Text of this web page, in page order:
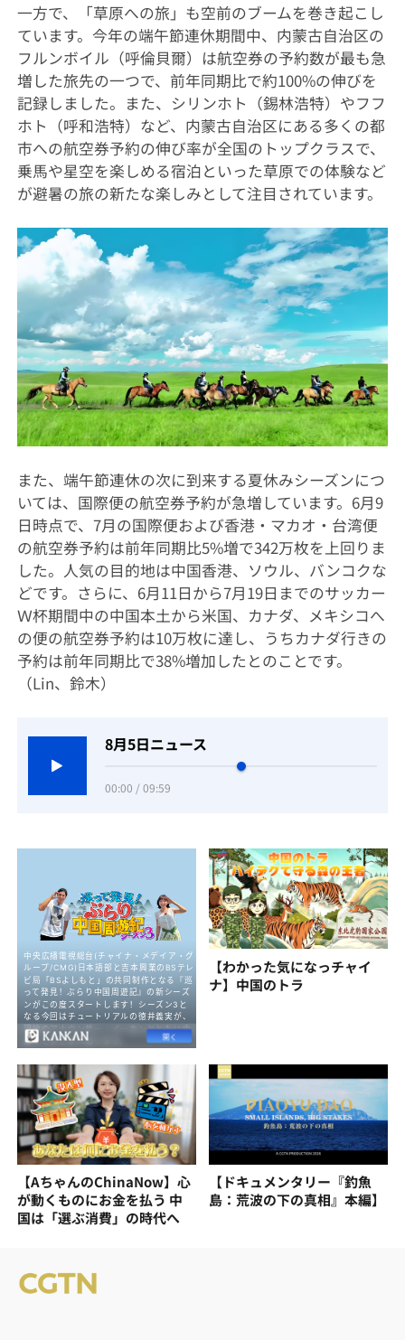
一方で、「草原への旅」も空前のブームを巻き起こし
ています。今年の端午節連休期間中、内蒙古自治区の
フルンボイル（呼倫貝爾）は航空券の予約数が最も急
増した旅先の一つで、前年同期比で約100%の伸びを
記録しました。また、シリンホト（錫林浩特）やフフ
ホト（呼和浩特）など、内蒙古自治区にある多くの都
市への航空券予約の伸び率が全国のトップクラスで、
乗馬や星空を楽しめる宿泊といった草原での体験など
が避暑の旅の新たな楽しみとして注目されています。
また、端午節連休の次に到来する夏休みシーズンにつ
いては、国際便の航空券予約が急増しています。6月9
日時点で、7月の国際便および香港・マカオ・台湾便
の航空券予約は前年同期比5%増で342万枚を上回りま
した。人気の目的地は中国香港、ソウル、バンコクな
どです。さらに、6月11日から7月19日までのサッカー
Ｗ杯期間中の中国本土から米国、カナダ、メキシコへ
の便の航空券予約は10万枚に達し、うちカナダ行きの
予約は前年同期比で38%増加したとのことです。
（Lin、鈴木）
8月5日ニュース
00:00 / 09:59
【わかった気になっチャイ
ナ】中国のトラ
【AちゃんのChinaNow】心
が動くものにお金を払う 中
国は「選ぶ消費」の時代へ
【ドキュメンタリー『釣魚
島：荒波の下の真相』本編】